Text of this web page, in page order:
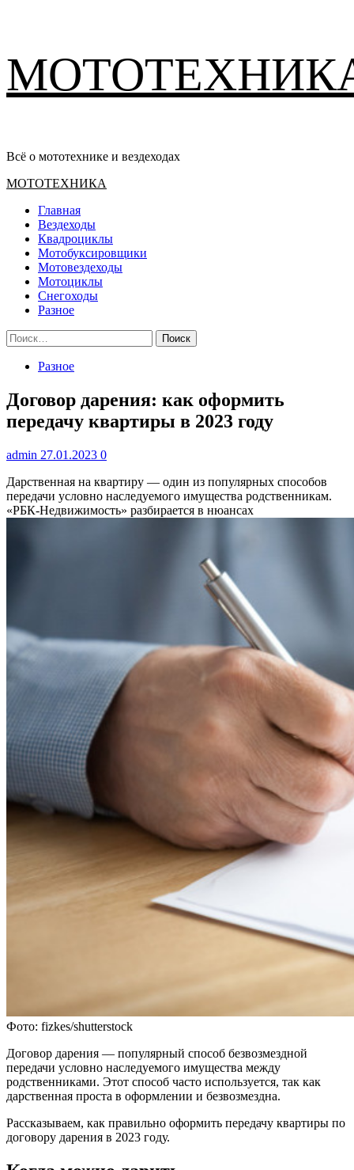
содержимому
Всё о мототехнике и вездеходах
Основное
МОТОТЕХНИКА
Главная
Вездеходы
Квадроциклы
Мотобуксировщики
Мотовездеходы
Мотоциклы
Снегоходы
Разное
Найти:
Разное
Договор дарения: как оформить
передачу квартиры в 2023 году
admin 27.01.2023 0
Дарственная на квартиру — один из популярных способов
передачи условно наследуемого имущества родственникам.
«РБК-Недвижимость» разбирается в нюансах
Фото: fizkes/shutterstock
Договор дарения — популярный способ безвозмездной
передачи условно наследуемого имущества между
родственниками. Этот способ часто используется, так как
дарственная проста в оформлении и безвозмездна.
Рассказываем, как правильно оформить передачу квартиры по
договору дарения в 2023 году.